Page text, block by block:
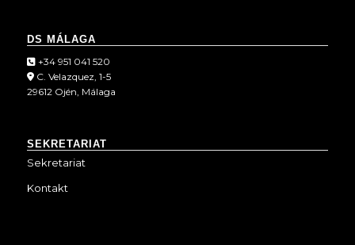
DS MÁLAGA
+34 951 041 520
C. Velazquez, 1-5
29612 Ojén, Málaga
SEKRETARIAT
Sekretariat
Kontakt